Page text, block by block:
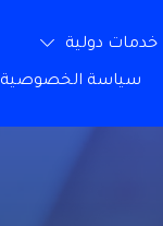
خدمات دولية
سياسة الخصوصية